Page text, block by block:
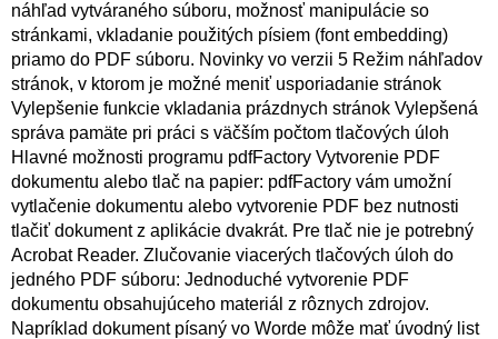
náhľad vytváraného súboru, možnosť manipulácie so
stránkami, vkladanie použitých písiem (font embedding)
priamo do PDF súboru. Novinky vo verzii 5 Režim náhľadov
stránok, v ktorom je možné meniť usporiadanie stránok
Vylepšenie funkcie vkladania prázdnych stránok Vylepšená
správa pamäte pri práci s väčším počtom tlačových úloh
Hlavné možnosti programu pdfFactory Vytvorenie PDF
dokumentu alebo tlač na papier: pdfFactory vám umožní
vytlačenie dokumentu alebo vytvorenie PDF bez nutnosti
tlačiť dokument z aplikácie dvakrát. Pre tlač nie je potrebný
Acrobat Reader. Zlučovanie viacerých tlačových úloh do
jedného PDF súboru: Jednoduché vytvorenie PDF
dokumentu obsahujúceho materiál z rôznych zdrojov.
Napríklad dokument písaný vo Worde môže mať úvodný list